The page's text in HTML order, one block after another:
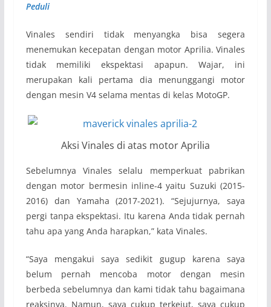
Peduli
Vinales sendiri tidak menyangka bisa segera
menemukan kecepatan dengan motor Aprilia. Vinales
tidak memiliki ekspektasi apapun. Wajar, ini
merupakan kali pertama dia menunggangi motor
dengan mesin V4 selama mentas di kelas MotoGP.
Aksi Vinales di atas motor Aprilia
Sebelumnya Vinales selalu memperkuat pabrikan
dengan motor bermesin inline-4 yaitu Suzuki (2015-
2016) dan Yamaha (2017-2021). “Sejujurnya, saya
pergi tanpa ekspektasi. Itu karena Anda tidak pernah
tahu apa yang Anda harapkan,” kata Vinales.
“Saya mengakui saya sedikit gugup karena saya
belum pernah mencoba motor dengan mesin
berbeda sebelumnya dan kami tidak tahu bagaimana
reaksinya. Namun, saya cukup terkejut, saya cukup